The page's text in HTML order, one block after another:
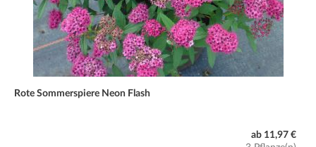
Rote Sommerspiere Neon Flash
ab 11,97 €